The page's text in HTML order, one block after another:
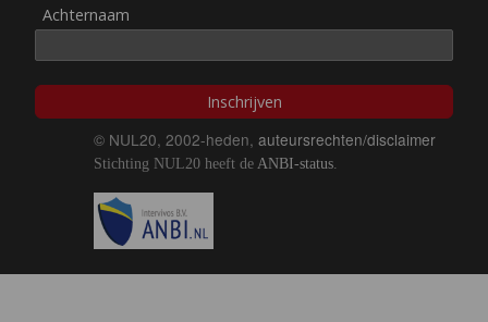
Achternaam
Inschrijven
© NUL20, 2002-heden, auteursrechten/disclaimer
Stichting NUL20 heeft de ANBI-status.
Image